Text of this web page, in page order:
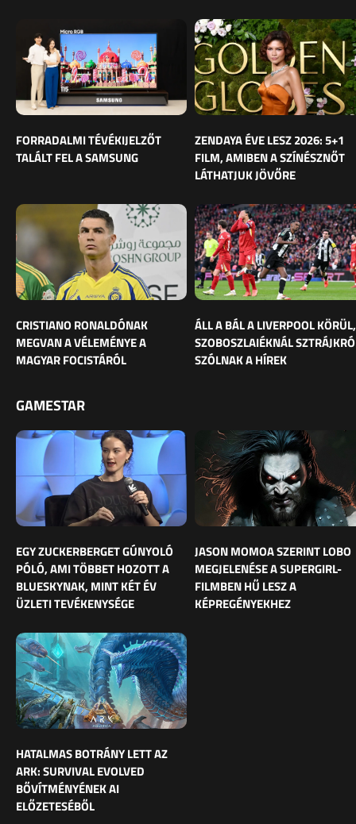
FORRADALMI TÉVÉKIJELZŐT
TALÁLT FEL A SAMSUNG
ZENDAYA ÉVE LESZ 2026: 5+1
FILM, AMIBEN A SZÍNÉSZNŐT
LÁTHATJUK JÖVŐRE
CRISTIANO RONALDÓNAK
MEGVAN A VÉLEMÉNYE A
MAGYAR FOCISTÁRÓL
ÁLL A BÁL A LIVERPOOL KÖRÜL,
SZOBOSZLAIÉKNÁL
SZÓLNAK A HÍREK
GAMESTAR
EGY ZUCKERBERGET GÚNYOLÓ
PÓLÓ, AMI TÖBBET HOZOTT A
BLUESKYNAK, MINT KÉT ÉV
ÜZLETI TEVÉKENYSÉGE
JASON MOMOA SZERINT LOBO
MEGJELENÉSE A SUPERGIRL-
FILMBEN HŰ LESZ A
KÉPREGÉNYEKHEZ
HATALMAS BOTRÁNY LETT AZ
ARK: SURVIVAL EVOLVED
BŐVÍTMÉNYÉNEK AI
ELŐZETESÉBŐL